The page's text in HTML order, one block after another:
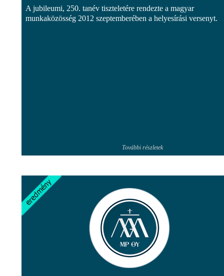
A jubileumi, 250. tanév tiszteletére rendezte a magyar
munkaközösség 2012 szeptemberében a helyesírási versenyt.
További részletek